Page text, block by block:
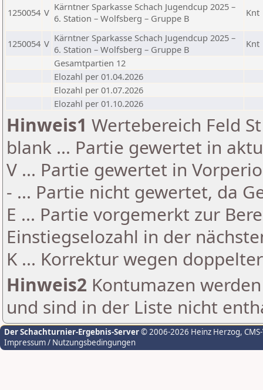
1250054 V Kärntner Sparkasse Schach Jugendcup 2025 –
6. Station – Wolfsberg – Gruppe B
Knt
1250054 V Kärntner Sparkasse Schach Jugendcup 2025 –
6. Station – Wolfsberg – Gruppe B
Knt
Gesamtpartien 12
Elozahl per 01.04.2026
Elozahl per 01.07.2026
Elozahl per 01.10.2026
Hinweis1 Wertebereich Feld
blank ... Partie gewertet in
V ... Partie gewertet in
- ... Partie nicht gewertet, da
E ... Partie vorgemerkt zur
Einstiegselozahl in der
K ... Korrektur wegen
Hinweis2 Kontumazen
und sind in der Liste nicht
Der Schachturnier-Ergebnis-Server© 2006-2026 Heinz Herzog,
Impressum / Nutzungsbedingungen